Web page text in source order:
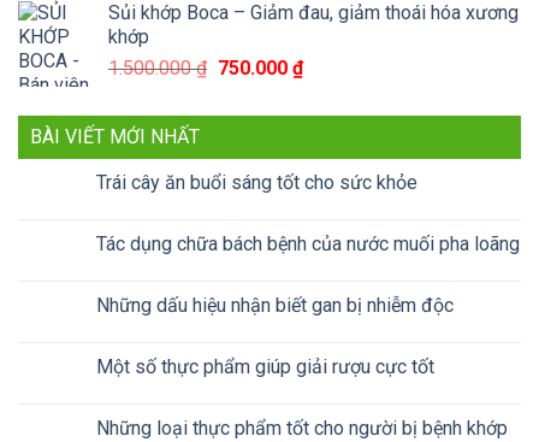
Sủi khớp Boca – Giảm đau, giảm thoái hóa xương
khớp
1.500.000₫ Giá
là:
750.000 ₫Giá
tại
BÀI VIẾT MỚI NHẤT
Trái cây ăn buổi sáng tốt cho sức khỏe
Tác dụng chữa bách bệnh của nước muối pha loãng
Những dấu hiệu nhận biết gan bị nhiễm độc
Một số thực phẩm giúp giải rượu cực tốt
Những loại thực phẩm tốt cho người bị bệnh khớp